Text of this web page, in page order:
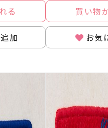
る
加
買い物
お気